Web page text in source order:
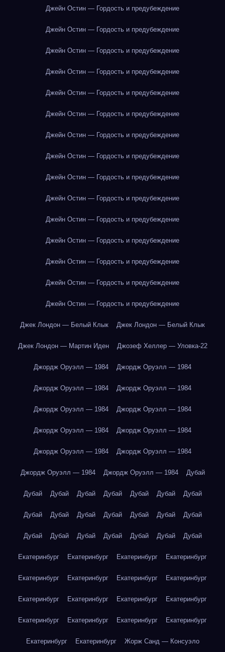
Джейн Остин — Гордость и предубеждение
Джейн Остин — Гордость и предубеждение
Джейн Остин — Гордость и предубеждение
Джейн Остин — Гордость и предубеждение
Джейн Остин — Гордость и предубеждение
Джейн Остин — Гордость и предубеждение
Джейн Остин — Гордость и предубеждение
Джейн Остин — Гордость и предубеждение
Джейн Остин — Гордость и предубеждение
Джейн Остин — Гордость и предубеждение
Джейн Остин — Гордость и предубеждение
Джейн Остин — Гордость и предубеждение
Джейн Остин — Гордость и предубеждение
Джейн Остин — Гордость и предубеждение
Джейн Остин — Гордость и предубеждение
Джек Лондон — Белый Клык Джек Лондон — Белый Клык
Джек Лондон — Мартин Иден Джозеф Хеллер — Уловка-22
Джордж Оруэлл — 1984 Джордж Оруэлл — 1984
Джордж Оруэлл — 1984 Джордж Оруэлл — 1984
Джордж Оруэлл — 1984 Джордж Оруэлл — 1984
Джордж Оруэлл — 1984 Джордж Оруэлл — 1984
Джордж Оруэлл — 1984 Джордж Оруэлл — 1984
Джордж Оруэлл — 1984 Джордж Оруэлл — 1984 Дубай
Дубай Дубай Дубай Дубай Дубай Дубай Дубай
Дубай Дубай Дубай Дубай Дубай Дубай Дубай
Дубай Дубай Дубай Дубай Дубай Дубай Дубай
Екатеринбург Екатеринбург Екатеринбург Екатеринбург
Екатеринбург Екатеринбург Екатеринбург Екатеринбург
Екатеринбург Екатеринбург Екатеринбург Екатеринбург
Екатеринбург Екатеринбург Екатеринбург Екатеринбург
Екатеринбург Екатеринбург Жорж Санд — Консуэло